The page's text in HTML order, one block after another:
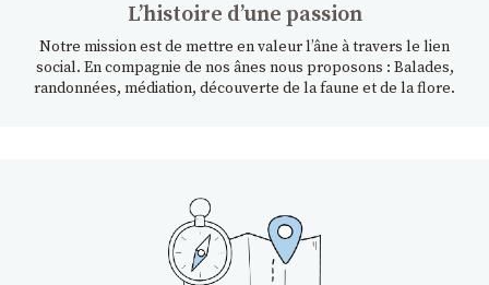
Lʼhistoire dʼune passion
Notre mission est de mettre en valeur l’âne à travers le lien
social. En compagnie de nos ânes nous proposons : Balades,
randonnées, médiation, découverte de la faune et de la flore.